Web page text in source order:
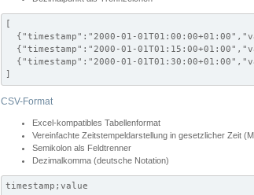
[
{"timestamp":"2000-01-
{"timestamp":"2000-01-
{"timestamp":"2000-01-
]
CSV-Format
Excel-kompatibles Tabellenformat
Vereinfachte Zeitstempeldarstellung in gesetzlicher Zeit
Semikolon als Feldtrenner
Dezimalkomma (deutsche Notation)
timestamp;value